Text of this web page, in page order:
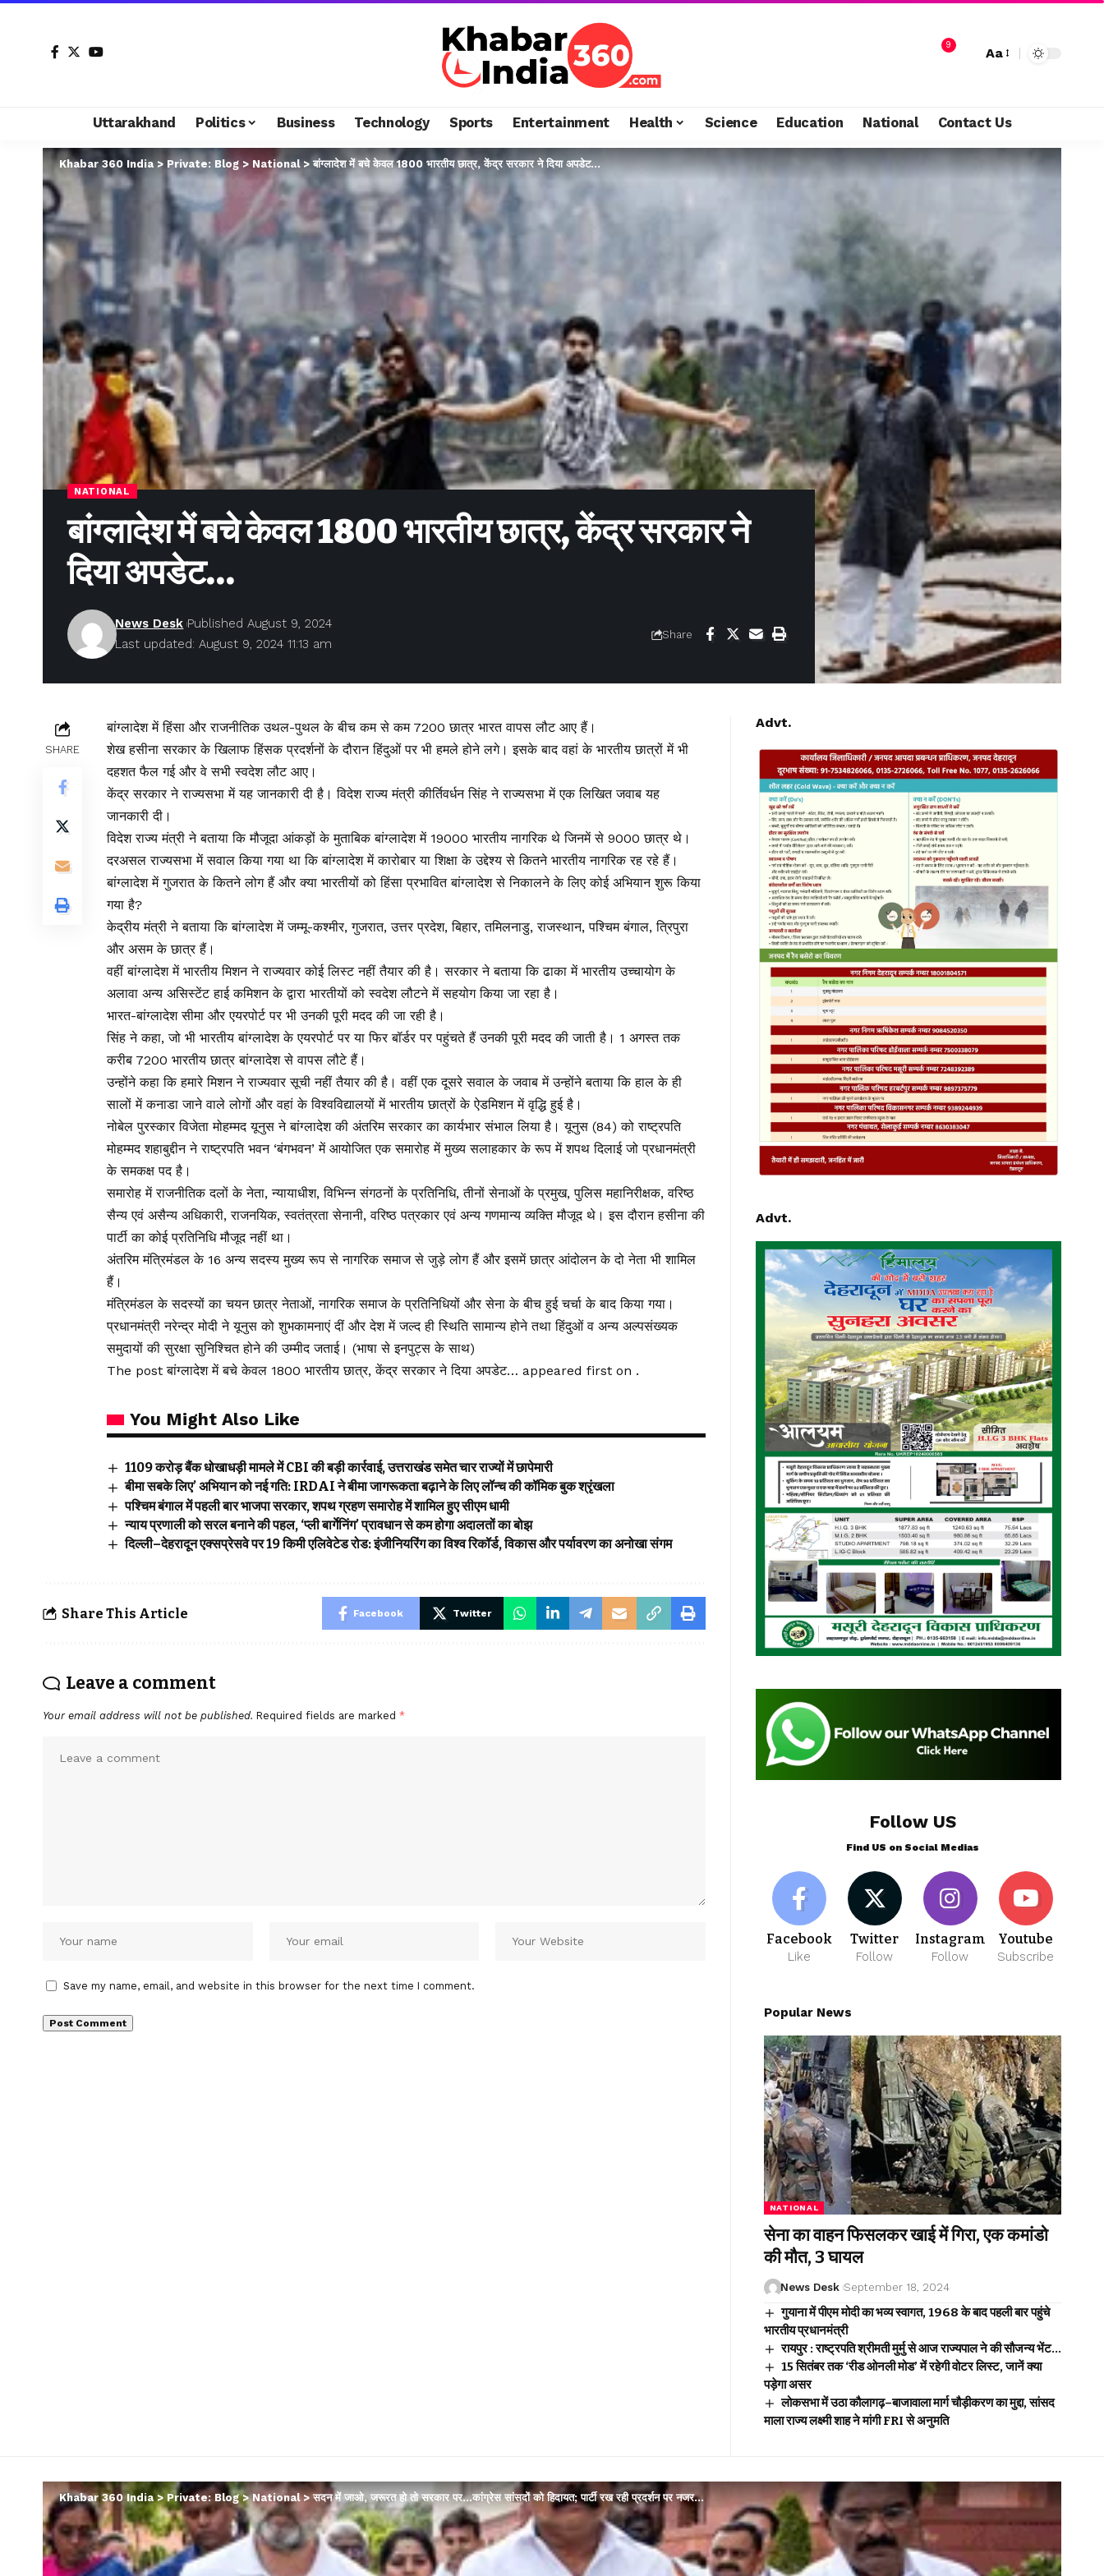
9
Aa
Uttarakhand Politics Business Technology Sports Entertainment Health Science Education National Contact Us
Khabar 360 India > Private: Blog > National> बांग्लादेश में बचे केवल 1800 भारतीय छात्र, केंद्र सरकार ने दिया अपडेट…
NATIONAL
बांग्लादेश में बचे केवल 1800 भारतीय छात्र, केंद्र सरकार ने
दिया अपडेट…
Last updated: August 9, 2024 11:13 am
News Desk Published August 9, 2024
Share
SHARE
बांग्लादेश में हिंसा और राजनीतिक उथल-पुथल के बीच कम से कम 7200 छात्र भारत वापस लौट आए हैं।
शेख हसीना सरकार के खिलाफ हिंसक प्रदर्शनों के दौरान हिंदुओं पर भी हमले होने लगे। इसके बाद वहां के भारतीय छात्रों में भी
दहशत फैल गई और वे सभी स्वदेश लौट आए।
केंद्र सरकार ने राज्यसभा में यह जानकारी दी है। विदेश राज्य मंत्री कीर्तिवर्धन सिंह ने राज्यसभा में एक लिखित जवाब यह
जानकारी दी।
विदेश राज्य मंत्री ने बताया कि मौजूदा आंकड़ों के मुताबिक बांग्लादेश में 19000 भारतीय नागरिक थे जिनमें से 9000 छात्र थे।
दरअसल राज्यसभा में सवाल किया गया था कि बांग्लादेश में कारोबार या शिक्षा के उद्देश्य से कितने भारतीय नागरिक रह रहे हैं।
बांग्लादेश में गुजरात के कितने लोग हैं और क्या भारतीयों को हिंसा प्रभावित बांग्लादेश से निकालने के लिए कोई अभियान शुरू किया
गया है?
केद्रीय मंत्री ने बताया कि बांग्लादेश में जम्मू-कश्मीर, गुजरात, उत्तर प्रदेश, बिहार, तमिलनाडु, राजस्थान, पश्चिम बंगाल, त्रिपुरा
और असम के छात्र हैं।
वहीं बांग्लादेश में भारतीय मिशन ने राज्यवार कोई लिस्ट नहीं तैयार की है। सरकार ने बताया कि ढाका में भारतीय उच्चायोग के
अलावा अन्य असिस्टेंट हाई कमिशन के द्वारा भारतीयों को स्वदेश लौटने में सहयोग किया जा रहा है।
भारत-बांग्लादेश सीमा और एयरपोर्ट पर भी उनकी पूरी मदद की जा रही है।
सिंह ने कहा, जो भी भारतीय बांग्लादेश के एयरपोर्ट पर या फिर बॉर्डर पर पहुंचते हैं उनकी पूरी मदद की जाती है। 1 अगस्त तक
करीब 7200 भारतीय छात्र बांग्लादेश से वापस लौटे हैं।
उन्होंने कहा कि हमारे मिशन ने राज्यवार सूची नहीं तैयार की है। वहीं एक दूसरे सवाल के जवाब में उन्होंने बताया कि हाल के ही
सालों में कनाडा जाने वाले लोगों और वहां के विश्वविद्यालयों में भारतीय छात्रों के ऐडमिशन में वृद्धि हुई है।
नोबेल पुरस्कार विजेता मोहम्मद यूनुस ने बांग्लादेश की अंतरिम सरकार का कार्यभार संभाल लिया है। यूनुस (84) को राष्ट्रपति
मोहम्मद शहाबुद्दीन ने राष्ट्रपति भवन ‘बंगभवन’ में आयोजित एक समारोह में मुख्य सलाहकार के रूप में शपथ दिलाई जो प्रधानमंत्री
के समकक्ष पद है।
समारोह में राजनीतिक दलों के नेता, न्यायाधीश, विभिन्न संगठनों के प्रतिनिधि, तीनों सेनाओं के प्रमुख, पुलिस महानिरीक्षक, वरिष्ठ
सैन्य एवं असैन्य अधिकारी, राजनयिक, स्वतंत्रता सेनानी, वरिष्ठ पत्रकार एवं अन्य गणमान्य व्यक्ति मौजूद थे। इस दौरान हसीना की
पार्टी का कोई प्रतिनिधि मौजूद नहीं था।
अंतरिम मंत्रिमंडल के 16 अन्य सदस्य मुख्य रूप से नागरिक समाज से जुड़े लोग हैं और इसमें छात्र आंदोलन के दो नेता भी शामिल
हैं।
मंत्रिमंडल के सदस्यों का चयन छात्र नेताओं, नागरिक समाज के प्रतिनिधियों और सेना के बीच हुई चर्चा के बाद किया गया।
प्रधानमंत्री नरेन्द्र मोदी ने यूनुस को शुभकामनाएं दीं और देश में जल्द ही स्थिति सामान्य होने तथा हिंदुओं व अन्य अल्पसंख्यक
समुदायों की सुरक्षा सुनिश्चित होने की उम्मीद जताई। (भाषा से इनपुट्स के साथ)
The post बांग्लादेश में बचे केवल 1800 भारतीय छात्र, केंद्र सरकार ने दिया अपडेट… appeared first on .
You Might Also Like
₹1109 करोड़ बैंक धोखाधड़ी मामले में CBI की बड़ी कार्रवाई, उत्तराखंड समेत चार राज्यों में छापेमारी
बीमा सबके लिए’ अभियान को नई गति: IRDAI ने बीमा जागरूकता बढ़ाने के लिए लॉन्च की कॉमिक बुक श्रृंखला
पश्चिम बंगाल में पहली बार भाजपा सरकार, शपथ ग्रहण समारोह में शामिल हुए सीएम धामी
न्याय प्रणाली को सरल बनाने की पहल, ‘प्ली बार्गेनिंग’ प्रावधान से कम होगा अदालतों का बोझ
दिल्ली–देहरादून एक्सप्रेसवे पर 19 किमी एलिवेटेड रोड: इंजीनियरिंग का विश्व रिकॉर्ड, विकास और पर्यावरण का अनोखा संगम
Share This Article Facebook Twitter
Leave a comment
Your email address will not be published. Required fields are marked *
Save my name, email, and website in this browser for the next time I comment.
Advt.
Advt.
Follow US
Find US on Social Medias
Facebook
Like
Twitter
Follow
Instagram
Follow
Youtube
Subscribe
Popular News
NATIONAL
सेना का वाहन फिसलकर खाई में गिरा, एक कमांडो
की मौत, 3 घायल
News Desk September 18, 2024
गुयाना में पीएम मोदी का भव्य स्वागत, 1968 के बाद पहली बार पहुंचे
भारतीय प्रधानमंत्री
रायपुर : राष्ट्रपति श्रीमती मुर्मु से आज राज्यपाल ने की सौजन्य भेंट…
15 सितंबर तक ‘रीड ओनली मोड’ में रहेगी वोटर लिस्ट, जानें क्या
पड़ेगा असर
लोकसभा में उठा कौलागढ़–बाजावाला मार्ग चौड़ीकरण का मुद्दा, सांसद
माला राज्य लक्ष्मी शाह ने मांगी FRI से अनुमति
Khabar 360 India > Private: Blog>National>सदन में जाओ, जरूरत हो तो सरकार पर…कांग्रेस सांसदों को हिदायत; पार्टी रख रही प्रदर्शन पर नजर…